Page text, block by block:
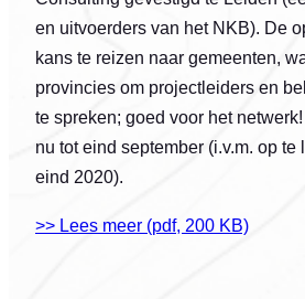
en uitvoerders van het NKB). De
kans te reizen naar gemeenten,
provincies om projectleiders en
te spreken; goed voor het
nu tot eind september (i.v.m. op te
eind 2020).
>> Lees meer (pdf, 200 KB)